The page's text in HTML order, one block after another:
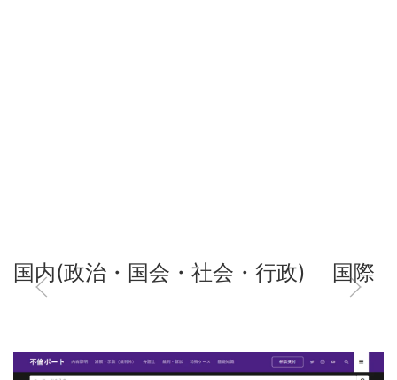
国内(政治・国会・社会・行政) 国際